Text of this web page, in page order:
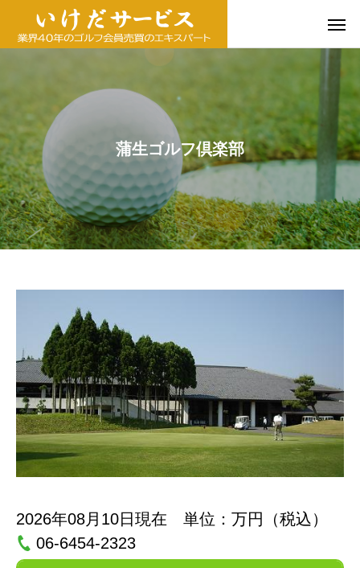
蒲生ゴルフ倶楽部
2026年08月10日現在 単位：万円（税込）
06-6454-2323